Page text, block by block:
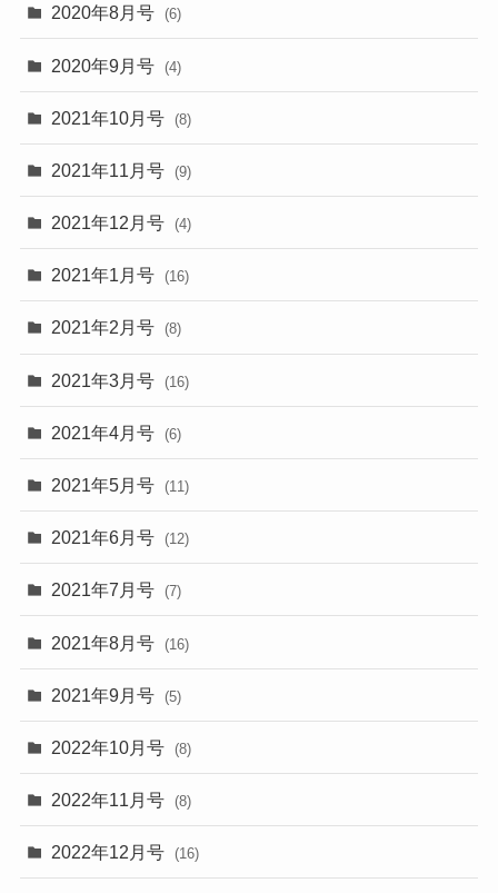
2020年8月号 (6)
2020年9月号 (4)
2021年10月号 (8)
2021年11月号 (9)
2021年12月号 (4)
2021年1月号 (16)
2021年2月号 (8)
2021年3月号 (16)
2021年4月号 (6)
2021年5月号 (11)
2021年6月号 (12)
2021年7月号 (7)
2021年8月号 (16)
2021年9月号 (5)
2022年10月号 (8)
2022年11月号 (8)
2022年12月号 (16)